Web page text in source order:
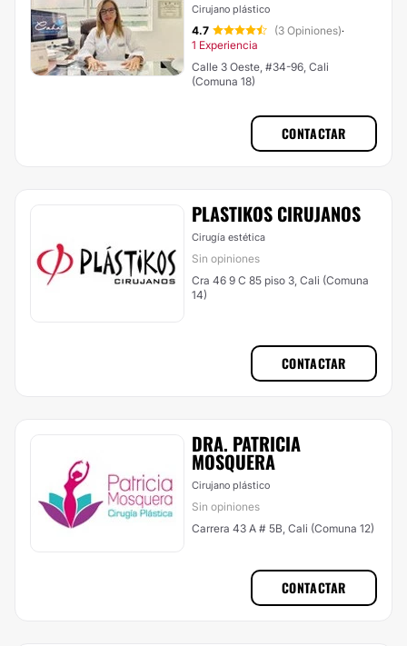
Cirujano plástico
4.7 (3 Opiniones)·
1 Experiencia
Calle 3 Oeste, #34-96, Cali
(Comuna 18)
CONTACTAR
PLASTIKOS CIRUJANOS
Cirugía estética
Sin opiniones
Cra 46 9 C 85 piso 3, Cali (Comuna
14)
CONTACTAR
DRA. PATRICIA
MOSQUERA
Cirujano plástico
Sin opiniones
Carrera 43 A # 5B, Cali (Comuna 12)
CONTACTAR